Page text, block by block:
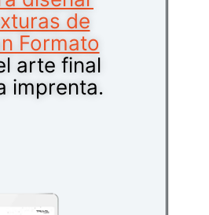
de
Formato
arte final
imprenta.